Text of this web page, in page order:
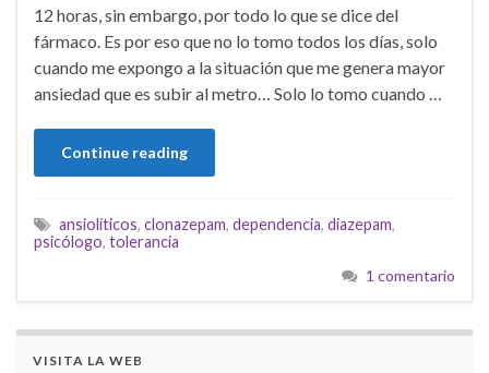
12 horas, sin embargo, por todo lo que se dice del
fármaco. Es por eso que no lo tomo todos los días, solo
cuando me expongo a la situación que me genera mayor
ansiedad que es subir al metro… Solo lo tomo cuando …
Continue reading
ansiolíticos, clonazepam, dependencia, diazepam,
psicólogo, tolerancia
1 comentario
VISITA LA WEB